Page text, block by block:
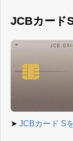
JCBカード
➤ JCBカード S